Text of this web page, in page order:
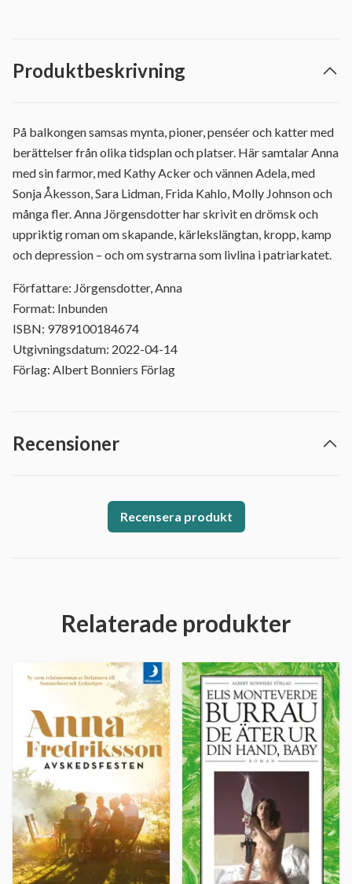
Produktbeskrivning
På balkongen samsas mynta, pioner, penséer och katter med
berättelser från olika tidsplan och platser. Här samtalar Anna
med sin farmor, med Kathy Acker och vännen Adela, med
Sonja Åkesson, Sara Lidman, Frida Kahlo, Molly Johnson och
många fler. Anna Jörgensdotter har skrivit en drömsk och
uppriktig roman om skapande, kärlekslängtan, kropp, kamp
och depression – och om systrarna som livlina i patriarkatet.
Författare: Jörgensdotter, Anna
Format: Inbunden
ISBN: 9789100184674
Utgivningsdatum: 2022-04-14
Förlag: Albert Bonniers Förlag
Recensioner
Recensera produkt
Relaterade produkter